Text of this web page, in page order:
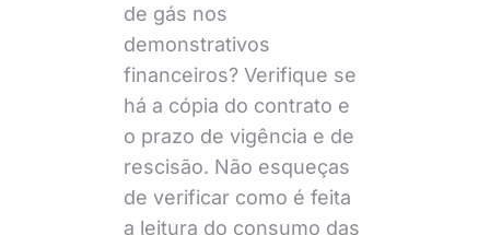
de gás nos
demonstrativos
financeiros? Verifique se
há a cópia do contrato e
o prazo de vigência e de
rescisão. Não esqueças
de verificar como é feita
a leitura do consumo das